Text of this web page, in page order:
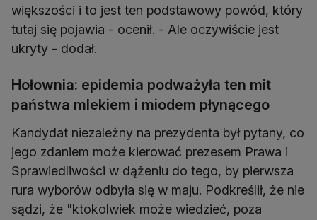
większości i to jest ten podstawowy powód, który
tutaj się pojawia - ocenił. - Ale oczywiście jest
ukryty - dodał.
Hołownia: epidemia podważyła ten mit
państwa mlekiem i miodem płynącego
Kandydat niezależny na prezydenta był pytany, co
jego zdaniem może kierować prezesem Prawa i
Sprawiedliwości w dążeniu do tego, by pierwsza
rura wyborów odbyła się w maju. Podkreślił, że nie
sądzi, że "ktokolwiek może wiedzieć, poza